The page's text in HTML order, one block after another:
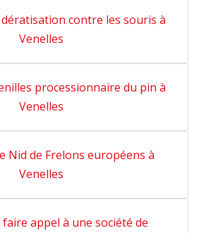
contre les souris à
Venelles
processionnaire du pin à
Venelles
Nid de Frelons européens à
Venelles
appel à une société de